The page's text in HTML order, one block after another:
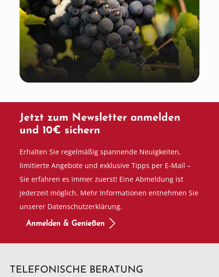
Wein aus der Pfalz
Jetzt zum Newsletter anmelden
und 10€ sichern
Erhalten Sie regelmäßig spannende Neuigkeiten,
limitierte Angebote und exklusive Tipps per E-Mail –
Sie erfahren es immer zuerst! Eine Abmeldung ist
jederzeit möglich. Mehr Informationen entnehmen Sie
unserer Datenschutzerklärung.
Anmelden & Genießen
TELEFONISCHE BERATUNG